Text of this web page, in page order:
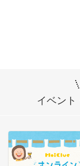
イベント